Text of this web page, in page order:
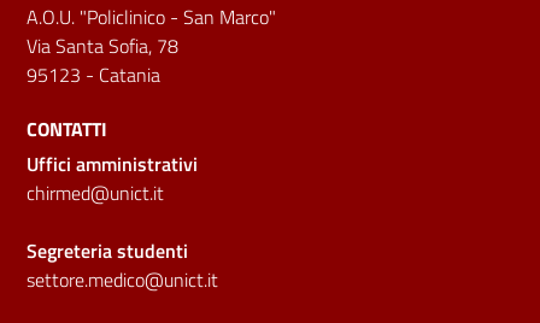
A.O.U. "Policlinico - San Marco"
Via Santa Sofia, 78
95123 - Catania
CONTATTI
Uffici amministrativi
chirmed@unict.it
Segreteria studenti
settore.medico@unict.it